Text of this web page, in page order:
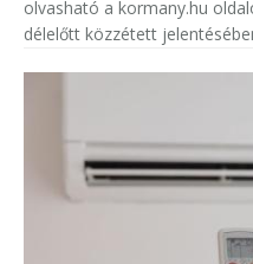
olvasható a kormany.hu
délelőtt közzétett